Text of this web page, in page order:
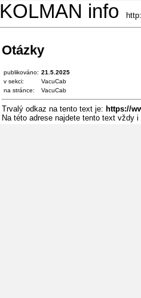
KOLMAN info
Otázky
publikováno: 21.5.2025
v sekci:
VacuCab
na stránce:
VacuCab
Trvalý odkaz na tento text je: https://
Na této adrese najdete tento text vždy